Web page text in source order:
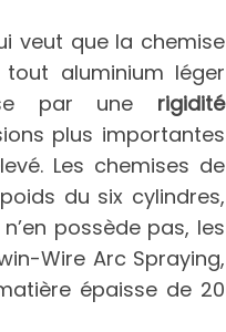
veut que la chemise
aluminium léger
par une rigidité
plus importantes
Les chemises de
du six cylindres,
possède pas, les
Wire Arc Spraying,
épaisse de 20